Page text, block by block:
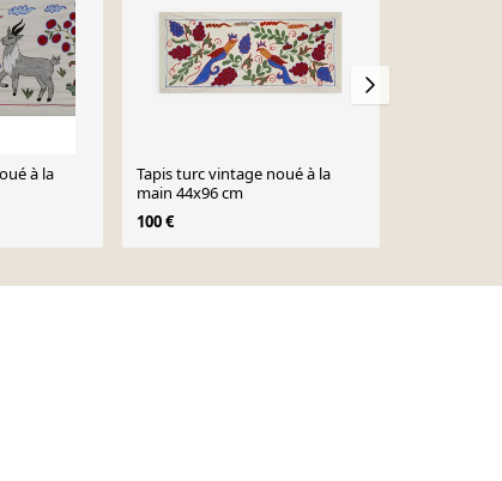
à la
Tapis turc vintage noué à la
main 44x96 cm
100 €